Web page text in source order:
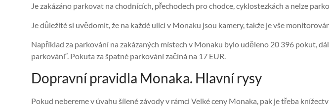
Je zakázáno parkovat na chodnících, přechodech pro chodce, cyklostezkách a nelze
Je důležité si uvědomit, že na každé ulici v Monaku jsou kamery, takže je vše
Například za parkování na zakázaných místech v Monaku bylo uděleno 20 396 pokut,
parkování“. Pokuta za špatné parkování začíná na 17 EUR.
Dopravní pravidla Monaka. Hlavní rysy
Pokud nebereme v úvahu šílené závody v rámci Velké ceny Monaka, pak je třeba